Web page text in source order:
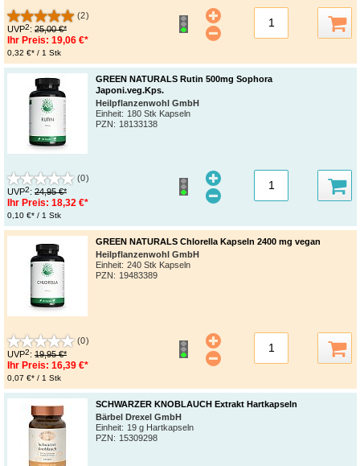
(2)
UVP2: 25,00 €*
Ihr Preis: 19,06 €*
0,32 €* / 1 Stk
GREEN NATURALS Rutin 500mg Sophora
Japoni.veg.Kps.
Heilpflanzenwohl GmbH
Einheit: 180 Stk Kapseln
PZN: 18133138
(0)
UVP2: 24,95 €*
Ihr Preis: 18,32 €*
0,10 €* / 1 Stk
GREEN NATURALS Chlorella Kapseln 2400 mg vegan
Heilpflanzenwohl GmbH
Einheit: 240 Stk Kapseln
PZN: 19483389
(0)
UVP2: 19,95 €*
Ihr Preis: 16,39 €*
0,07 €* / 1 Stk
SCHWARZER KNOBLAUCH Extrakt Hartkapseln
Bärbel Drexel GmbH
Einheit: 19 g Hartkapseln
PZN: 15309298